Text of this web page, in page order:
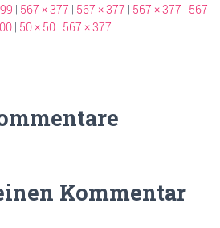
| 567 × 377 | 567 × 377 | 567 × 377 | 567
| 50 × 50 | 567 × 377
Kommentar